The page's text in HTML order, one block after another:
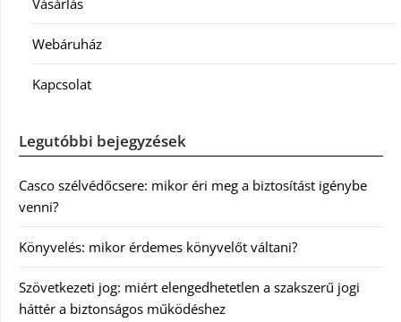
Webáruház
Kapcsolat
Legutóbbi bejegyzések
Casco szélvédőcsere: mikor éri meg a biztosítást igénybe
venni?
Könyvelés: mikor érdemes könyvelőt váltani?
Szövetkezeti jog: miért elengedhetetlen a szakszerű jogi
háttér a biztonságos működéshez